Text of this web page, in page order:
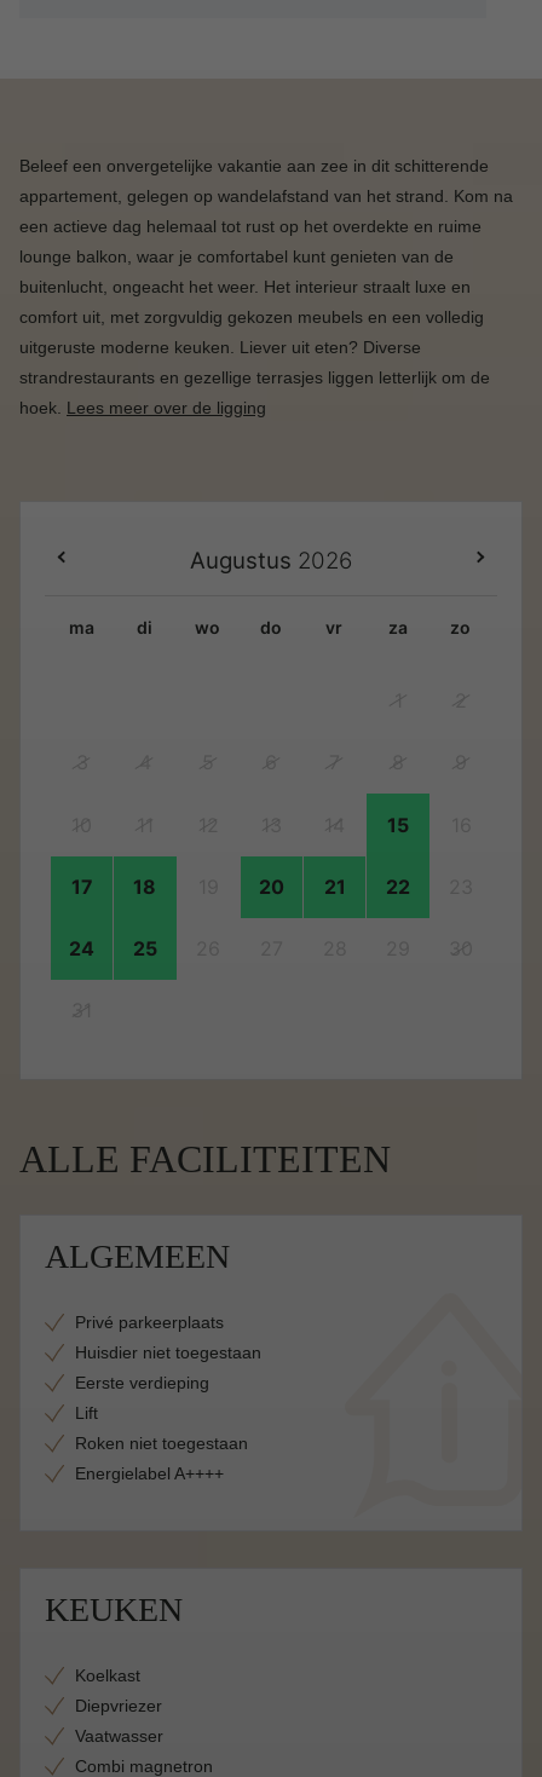
Beleef een onvergetelijke vakantie aan zee in dit schitterende
appartement, gelegen op wandelafstand van het strand. Kom na
een actieve dag helemaal tot rust op het overdekte en ruime
lounge balkon, waar je comfortabel kunt genieten van de
buitenlucht, ongeacht het weer. Het interieur straalt luxe en
comfort uit, met zorgvuldig gekozen meubels en een volledig
uitgeruste moderne keuken. Liever uit eten? Diverse
strandrestaurants en gezellige terrasjes liggen letterlijk om de
hoek. Lees meer over de ligging
Augustus 2026
ma di wo do vr za zo
2
3 4 6 9
10 11 14 15
17 18 20 21 22
24 25
31
ALLE FACILITEITEN
ALGEMEEN
Privé parkeerplaats
Huisdier niet toegestaan
Eerste verdieping
Lift
Roken niet toegestaan
Energielabel A++++
KEUKEN
Koelkast
Diepvriezer
Vaatwasser
Combi magnetron